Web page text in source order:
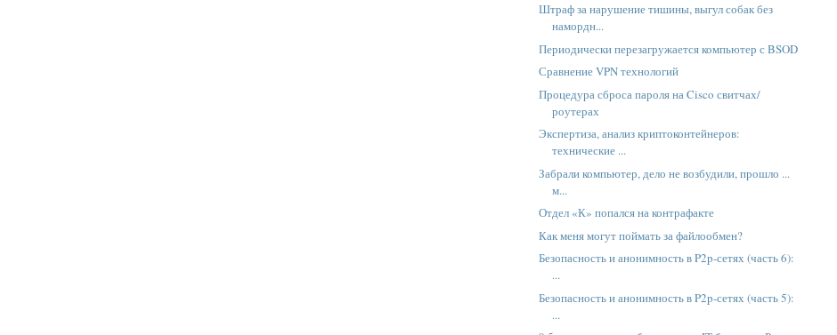
Штраф за нарушение тишины, выгул собак без
намордн...
Периодически перезагружается компьютер с BSOD
Сравнение VPN технологий
Процедура сброса пароля на Cisco свитчах/
роутерах
Экспертиза, анализ криптоконтейнеров:
технические ...
Забрали компьютер, дело не возбудили, прошло ...
м...
Отдел «К» попался на контрафакте
Как меня могут поймать за файлообмен?
Безопасность и анонимность в P2p-сетях (часть 6):
...
Безопасность и анонимность в P2p-сетях (часть 5):
...